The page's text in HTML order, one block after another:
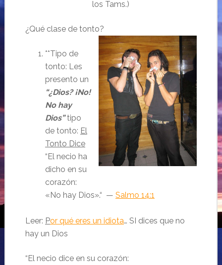
los Tams.)
¿Qué clase de tonto?
**Tipo de
tonto: Les
presento un
“¿Dios? ¡No!
No hay
Dios”tipo
de tonto: El
Tonto Dice
“El necio ha
dicho en su
corazón:
«No hay Dios».“ — Salmo 14:1
Leer: Por qué eres un idiota… SI dices que no
hay un Dios
“El necio dice en su corazón: